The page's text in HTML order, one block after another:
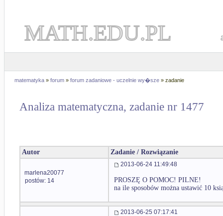
MATH.EDU.PL
matematyka » forum » forum zadaniowe - uczelnie wy�sze » zadanie
Analiza matematyczna, zadanie nr 1477
Autor Zadanie / Rozwiązanie
marlena20077
postów: 14
2013-06-24 11:49:48
PROSZĘ O POMOC! PILNE!
na ile sposobów można ustawić 10
2013-06-25 07:17:41